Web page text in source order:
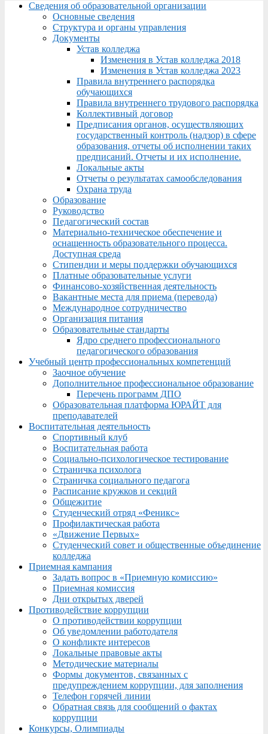
Menu
Сведения об образовательной организации
Основные сведения
Структура и органы управления
Документы
Устав колледжа
Изменения в Устав колледжа 2018
Изменения в Устав колледжа 2023
Правила внутреннего распорядка
обучающихся
Правила внутреннего трудового распорядка
Коллективный договор
Предписания органов, осуществляющих
государственный контроль (надзор) в сфере
образования, отчеты об исполнении таких
предписаний. Отчеты и их исполнение.
Локальные акты
Отчеты о результатах самообследования
Охрана труда
Образование
Руководство
Педагогический состав
Материально-техническое обеспечение и
оснащенность образовательного процесса.
Доступная среда
Стипендии и меры поддержки обучающихся
Платные образовательные услуги
Финансово-хозяйственная деятельность
Вакантные места для приема (перевода)
Международное сотрудничество
Организация питания
Образовательные стандарты
Ядро среднего профессионального
педагогического образования
Учебный центр профессиональных компетенций
Заочное обучение
Дополнительное профессиональное образование
Перечень программ ДПО
Образовательная платформа ЮРАЙТ для
преподавателей
Воспитательная деятельность
Спортивный клуб
Воспитательная работа
Социально-психологическое тестирование
Страничка психолога
Страничка социального педагога
Расписание кружков и секций
Общежитие
Студенческий отряд «Феникс»
Профилактическая работа
«Движение Первых»
Студенческий совет и общественные объединение
колледжа
Приемная кампания
Задать вопрос в «Приемную комиссию»
Приемная комиссия
Дни открытых дверей
Противодействие коррупции
О противодействии коррупции
Об уведомлении работодателя
О конфликте интересов
Локальные правовые акты
Методические материалы
Формы документов, связанных с
предупреждением коррупции, для заполнения
Телефон горячей линии
Обратная связь для сообщений о фактах
коррупции
Конкурсы, Олимпиады